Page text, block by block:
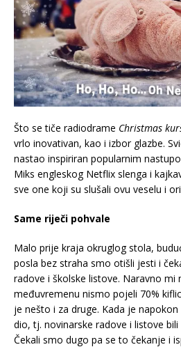
Što se tiče radiodrame Christmas
vrlo inovativan, kao i izbor glazbe.
nastao inspiriran popularnim
Miks engleskog Netflix slenga i
sve one koji su slušali ovu veselu i
Same riječi pohvale
Malo prije kraja okruglog stola,
posla bez straha smo otišli jesti i
radove i školske listove. Naravno mi
međuvremenu nismo pojeli 70%
je nešto i za druge. Kada je
dio, tj. novinarske radove i listove
Čekali smo dugo pa se to čekanje i